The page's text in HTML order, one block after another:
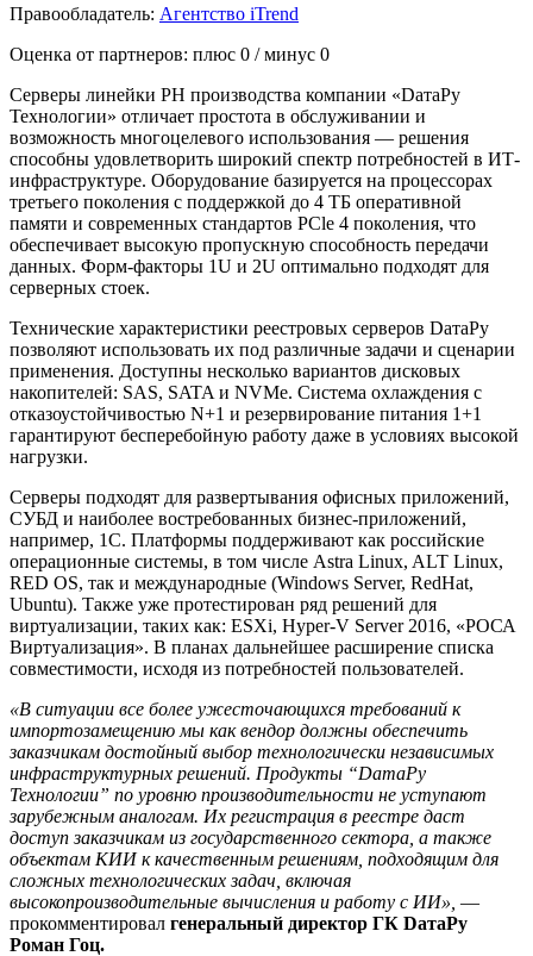
Правообладатель: Агентство iTrend
Оценка от партнеров: плюс 0 / минус 0
Серверы линейки РН производства компании «DатаРу
Технологии» отличает простота в обслуживании и
возможность многоцелевого использования — решения
способны удовлетворить широкий спектр потребностей в ИТ-
инфраструктуре. Оборудование базируется на процессорах
третьего поколения с поддержкой до 4 ТБ оперативной
памяти и современных стандартов PCle 4 поколения, что
обеспечивает высокую пропускную способность передачи
данных. Форм-факторы 1U и 2U оптимально подходят для
серверных стоек.
Технические характеристики реестровых серверов DатаРу
позволяют использовать их под различные задачи и сценарии
применения. Доступны несколько вариантов дисковых
накопителей: SAS, SATA и NVMe. Система охлаждения с
отказоустойчивостью N+1 и резервирование питания 1+1
гарантируют бесперебойную работу даже в условиях высокой
нагрузки.
Серверы подходят для развертывания офисных приложений,
СУБД и наиболее востребованных бизнес-приложений,
например, 1С. Платформы поддерживают как российские
операционные системы, в том числе Astra Linux, ALT Linux,
RED OS, так и международные (Windows Server, RedHat,
Ubuntu). Также уже протестирован ряд решений для
виртуализации, таких как: ESXi, Hyper-V Server 2016, «РОСА
Виртуализация». В планах дальнейшее расширение списка
совместимости, исходя из потребностей пользователей.
«В ситуации все более ужесточающихся требований к
импортозамещению мы как вендор должны обеспечить
заказчикам достойный выбор технологически независимых
инфраструктурных решений. Продукты “DатаРу
Технологии” по уровню производительности не уступают
зарубежным аналогам. Их регистрация в реестре даст
доступ заказчикам из государственного сектора, а также
объектам КИИ к качественным решениям, подходящим для
сложных технологических задач, включая
высокопроизводительные вычисления и работу с ИИ», —
прокомментировал генеральный директор ГК DатаРу
Роман Гоц.